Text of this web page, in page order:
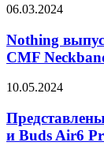
метров
с
ремешком
Nothing
наушники
с
шейным
CMF
Pro
06.03.2024
Nothing
CMF
Представлены
наушники
Realme
Buds
10.05.2024
и Buds Air6